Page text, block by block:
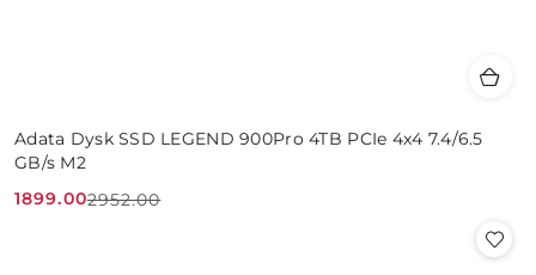
Adata Dysk SSD LEGEND 900Pro 4TB PCIe 4x4 7.4/6.5
GB/s M2
Cena
1899.00
Cena
2952.00